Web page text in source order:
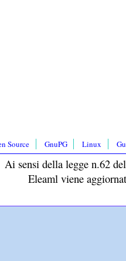
Source GnuPG Linux
Ai sensi della legge n.62
Eleaml viene